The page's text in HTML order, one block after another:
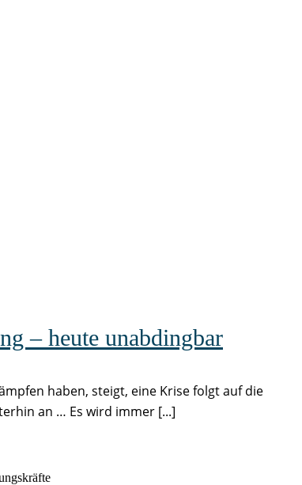
– heute unabdingbar
haben, steigt, eine Krise folgt auf die
an … Es wird immer [...]